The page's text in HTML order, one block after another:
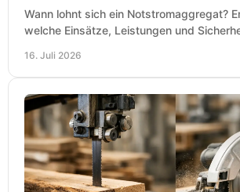
Wann lohnt sich ein Notstromaggregat?
welche Einsätze, Leistungen und
16. Juli 2026